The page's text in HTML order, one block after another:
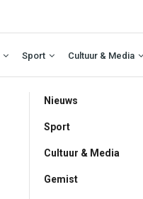
Sport Cultuur & Media
Nieuws
Sport
Cultuur & Media
Gemist